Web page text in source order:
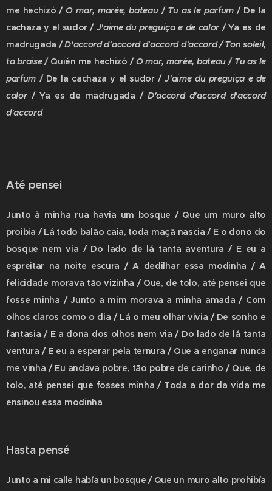
me hechizó / O mar, marée, bateau/Tu as le parfum / De la
cachaza y el sudor /J'aime du preguiça e de calor/ Ya es de
madrugada /D'accord d'accord d'accord d'accord / Ton soleil,
ta braise/ Quién me hechizó / O mar, marée, bateau /Tu as le
parfum / De la cachaza y el sudor /J'aime du preguiça e de
calor/ Ya es de madrugada /D'accord d'accord d'accord
d'accord
Até pensei
Junto à minha rua havia um bosque / Que um muro alto
proibia / Lá todo balão caia, toda maçã nascia / E o dono do
bosque nem via / Do lado de lá tanta aventura / E eu a
espreitar na noite escura / A dedilhar essa modinha / A
felicidade morava tão vizinha / Que, de tolo, até pensei que
fosse minha / Junto a mim morava a minha amada / Com
olhos claros como o dia / Lá o meu olhar vivia / De sonho e
fantasia / E a dona dos olhos nem via / Do lado de lá tanta
ventura / E eu a esperar pela ternura / Que a enganar nunca
me vinha / Eu andava pobre, tão pobre de carinho / Que, de
tolo, até pensei que fosses minha / Toda a dor da vida me
ensinou essa modinha
Hasta pensé
Junto a mi calle había un bosque / Que un muro alto prohibía